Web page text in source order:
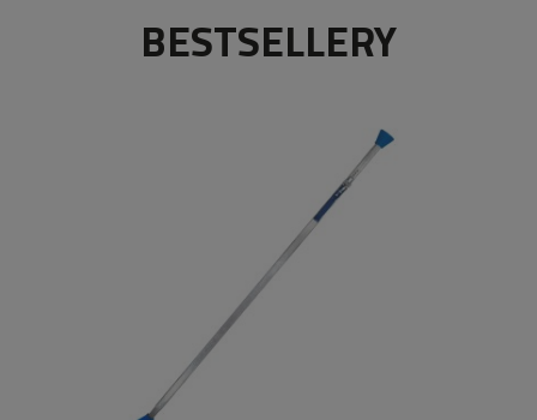
BESTSELLERY